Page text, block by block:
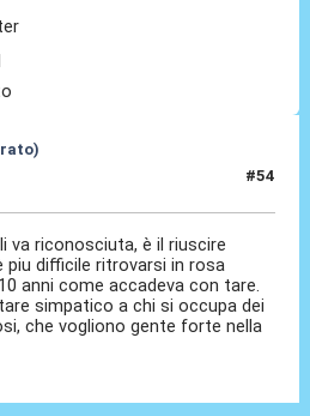
#54
va riconosciuta, è il riuscire
piu difficile ritrovarsi in rosa
anni come accadeva con tare.
simpatico a chi si occupa dei
che vogliono gente forte nella